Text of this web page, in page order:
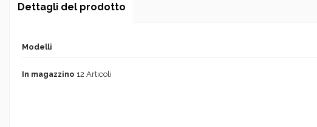
Dettagli del prodotto
Modelli
In magazzino 12 Articoli